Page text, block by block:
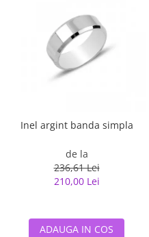
Inel argint banda simpla
de la
236,61 Lei
210,00 Lei
ADAUGA IN COS